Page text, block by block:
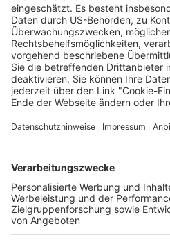
Mundologia-Vorträge
Seepark
Wochenbericht
Freiburger Wochenbericht